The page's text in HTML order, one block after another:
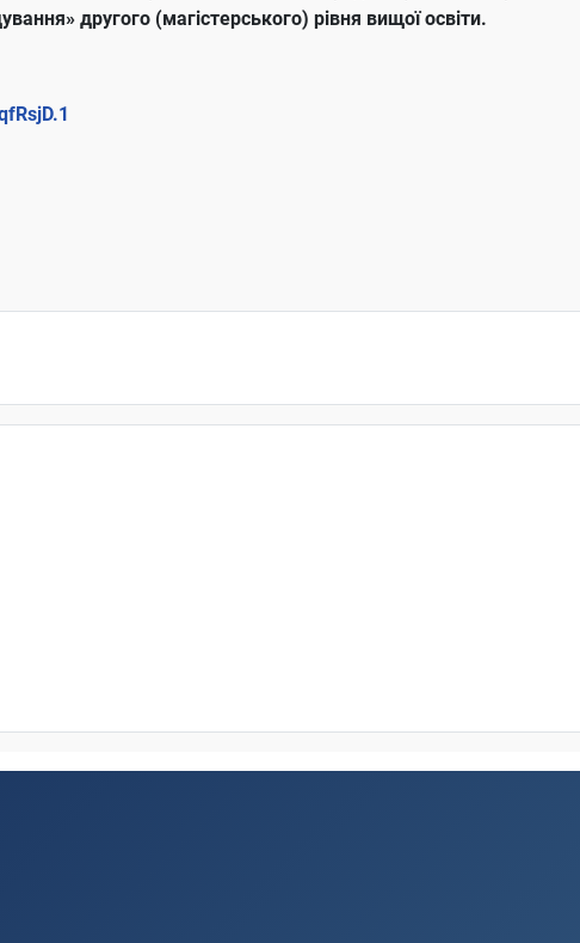
другого (магістерського) рівня вищої освіти.